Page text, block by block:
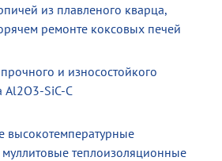
из плавленого кварца,
ремонте коксовых печей
и износостойкого
Al2O3-SiC-C
высокотемпературные
теплоизоляционные